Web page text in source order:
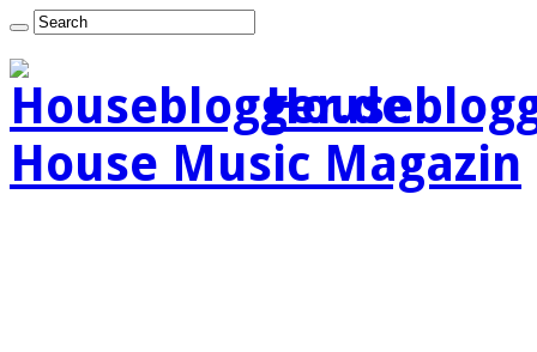
House Music Magazin